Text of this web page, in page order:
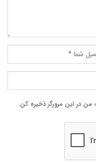
در این مرورگر ذخیره کن.